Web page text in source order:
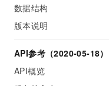
数据结构
版本说明
API参考（2020-05-18）
API概览